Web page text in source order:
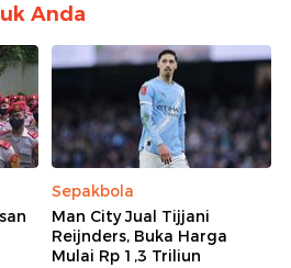
Anda
Sepakbola
Man City Jual Tijjani
Reijnders, Buka Harga
Mulai Rp 1,3 Triliun